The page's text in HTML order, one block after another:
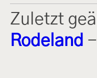
Zuletzt
Rodeland -